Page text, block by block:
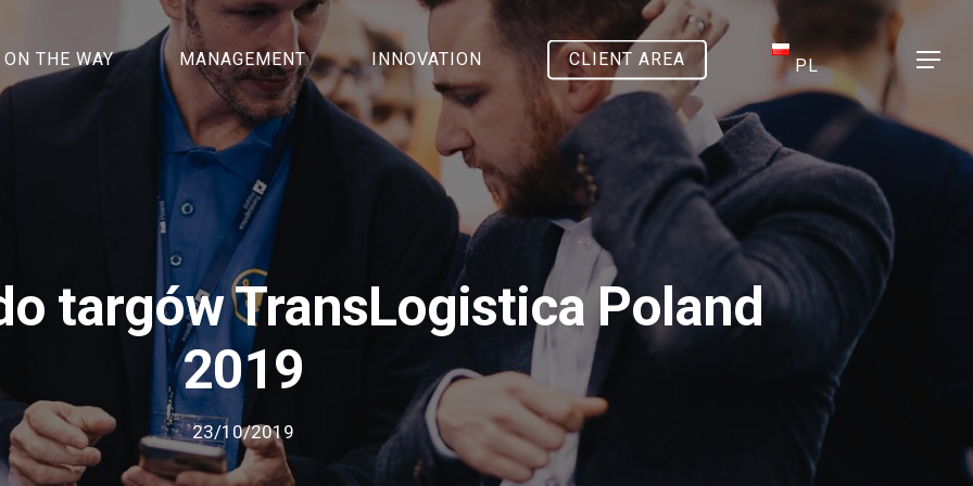
ON THE WAY MANAGEMENT INNOVATION CLIENT AREA PL Menu
targów TransLogistica Poland
2019
23/10/2019